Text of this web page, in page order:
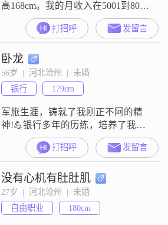
高168cm。我的月收入在5001到8000
元之间，目前在沧州工作。我的学
历是大学本科。我是一个稳重可靠
的人，平时比较注重健康养生。我
觉得责任感很重要，所以做事一直
很有担当。我的性格是乐观积极
的，平时也很有耐心，待人包容。
在生活上，我一直把家庭放在很重
要的位置。我来到这里，是希望找
到一
打招呼 发留言
卧龙
56岁  |  河北沧州  |  未婚
银行
179cm
军旅生涯，铸就了我刚正不阿的精
神!💪银行多年的历练，培养了我细
致敏锐的思维!💪十年的法律学习，
使我做到了护人保已!💪坎坷的创业
及感情经历…丰富了我的阅历和认
知!💪!愿与天下朋友分享!共勉!🙏
打招呼 发留言
没有心机有肚肚肌
27岁  |  河北沧州  |  未婚
自由职业
180cm